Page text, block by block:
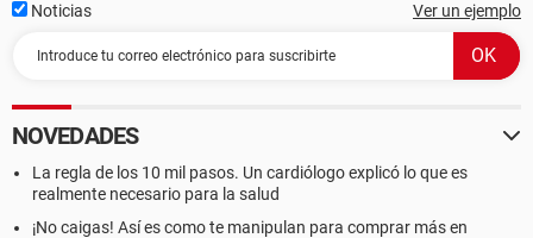
Noticias Ver un ejemplo
NOVEDADES
La regla de los 10 mil pasos. Un cardiólogo explicó lo que es
realmente necesario para la salud
¡No caigas! Así es como te manipulan para comprar más en